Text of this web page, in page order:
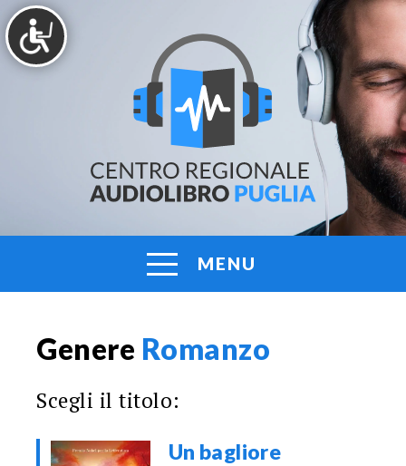
Vai
al
contenuto
AUDIOLIBRO
PUGLIA
Centro
Regionale
Puglia
MENU
Genere Romanzo
Scegli il titolo:
Un bagliore